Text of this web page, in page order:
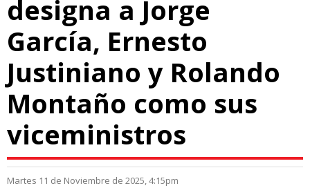
designa a Jorge
García, Ernesto
Justiniano y Rolando
Montaño como sus
viceministros
Martes 11 de Noviembre de 2025, 4:15pm